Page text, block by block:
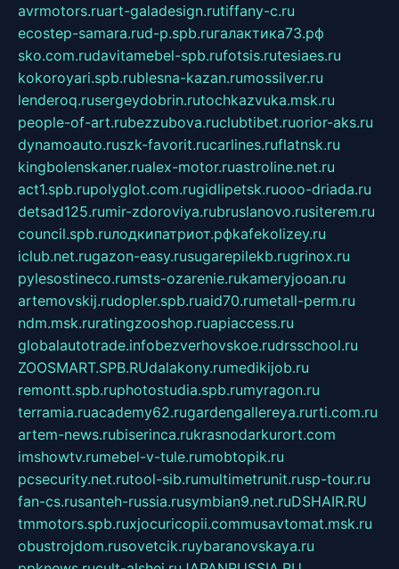
avrmotors.ruart-galadesign.rutiffany-c.ru
ecostep-samara.rud-p.spb.ruгалактика73.рф
sko.com.rudavitamebel-spb.rufotsis.rutesiaes.ru
kokoroyari.spb.rublesna-kazan.rumossilver.ru
lenderoq.rusergeydobrin.rutochkazvuka.msk.ru
people-of-art.rubezzubova.ruclubtibet.ruorior-aks.ru
dynamoauto.ruszk-favorit.rucarlines.ruflatnsk.ru
kingbolenskaner.rualex-motor.ruastroline.net.ru
act1.spb.rupolyglot.com.rugidlipetsk.ruooo-driada.ru
detsad125.rumir-zdoroviya.rubruslanovo.rusiterem.ru
council.spb.ruлодкипатриот.рфkafekolizey.ru
iclub.net.rugazon-easy.rusugarepilekb.rugrinox.ru
pylesostineco.rumsts-ozarenie.rukameryjooan.ru
artemovskij.rudopler.spb.ruaid70.rumetall-perm.ru
ndm.msk.ruratingzooshop.ruapiaccess.ru
globalautotrade.infobezverhovskoe.rudrsschool.ru
ZOOSMART.SPB.RUdalakony.rumedikijob.ru
remontt.spb.ruphotostudia.spb.rumyragon.ru
terramia.ruacademy62.rugardengallereya.rurti.com.ru
artem-news.rubiserinca.rukrasnodarkurort.com
imshowtv.rumebel-v-tule.rumobtopik.ru
pcsecurity.net.rutool-sib.rumultimetrunit.rusp-tour.ru
fan-cs.rusanteh-russia.rusymbian9.net.ruDSHAIR.RU
tmmotors.spb.ruxjocuricopii.commusavtomat.msk.ru
obustrojdom.rusovetcik.ruybaranovskaya.ru